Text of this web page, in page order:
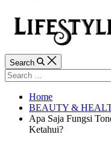
Search
Search
for:
Home
BEAUTY &
Apa Saja Fungsi
Ketahui?